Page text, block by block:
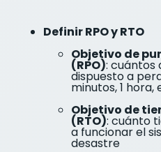
Definir RPO y RTO
Objetivo de
(RPO): cuántos
dispuesto a
minutos, 1 hora,
Objetivo de
(RTO): cuánto
a funcionar el
desastre